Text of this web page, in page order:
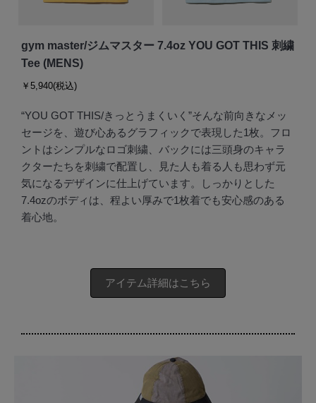
gym master/ジムマスター 7.4oz YOU GOT THIS 刺繍
Tee (MENS)
￥5,940(税込)
“YOU GOT THIS/きっとうまくいく”そんな前向きなメッ
セージを、遊び心あるグラフィックで表現した1枚。フロ
ントはシンプルなロゴ刺繍、バックには三頭身のキャラ
クターたちを刺繍で配置し、見た人も着る人も思わず元
気になるデザインに仕上げています。しっかりとした
7.4ozのボディは、程よい厚みで1枚着でも安心感のある
着心地。
アイテム詳細はこちら